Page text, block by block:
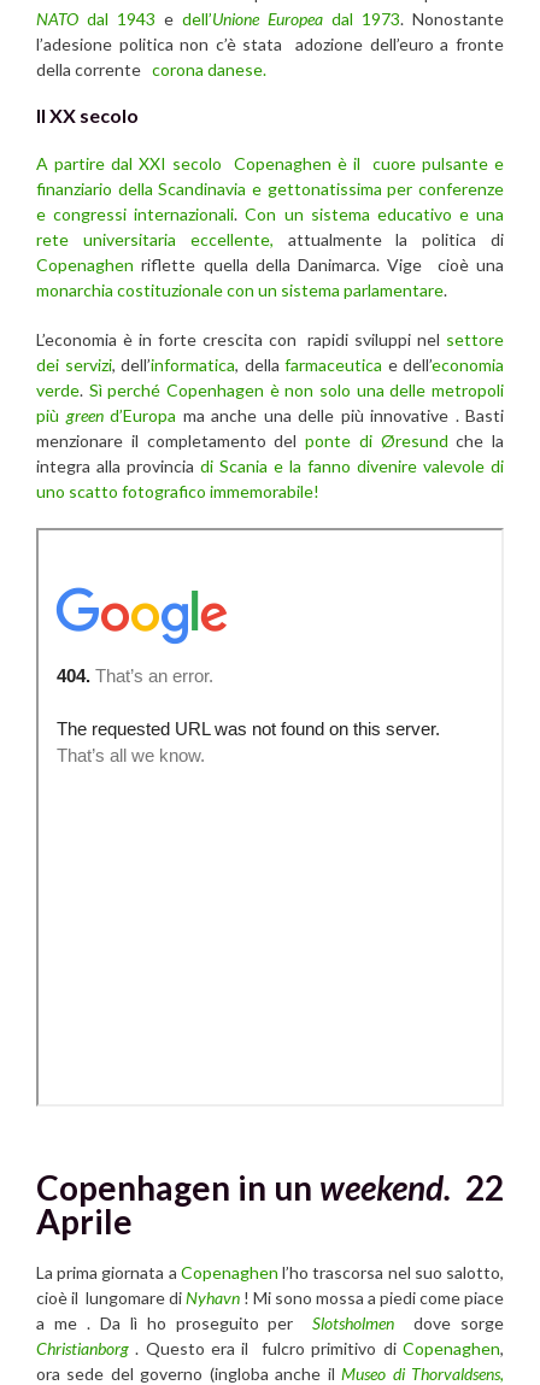
NATO dal 1943 e dell’Unione Europea dal 1973. Nonostante
l’adesione politica non c’è stata adozione dell’euro a fronte
della corrente corona danese.
Il XX secolo
A partire dal XXI secolo Copenaghen è il cuore pulsante e
finanziario della Scandinavia e gettonatissima per conferenze
e congressi internazionali.Con un sistema educativo e una
rete universitaria eccellente, attualmente la politica di
Copenaghen riflette quella della Danimarca. Vige cioè una
monarchia costituzionale con un sistema parlamentare.
L’economia è in forte crescita con rapidi sviluppi nel settore
dei servizi, dell’informatica, della farmaceutica e dell’economia
verde. Sì perché Copenhagen è non solo una delle metropoli
più greend’Europa ma anche una delle più innovative . Basti
menzionare il completamento del ponte di Øresund che la
integra alla provincia di Scania e la fanno divenire valevole di
uno scatto fotografico immemorabile!
Copenhagen in un weekend. 22
Aprile
La prima giornata a Copenaghen l’ho trascorsa nel suo salotto,
cioè il lungomare diNyhavn ! Mi sono mossa a piedi come piace
a me . Da lì ho proseguito per
Slotsholmen
dove sorge
Christianborg. Questo era il fulcro primitivo diCopenaghen,
ora sede del governo (ingloba anche ilMuseo di Thorvaldsens,